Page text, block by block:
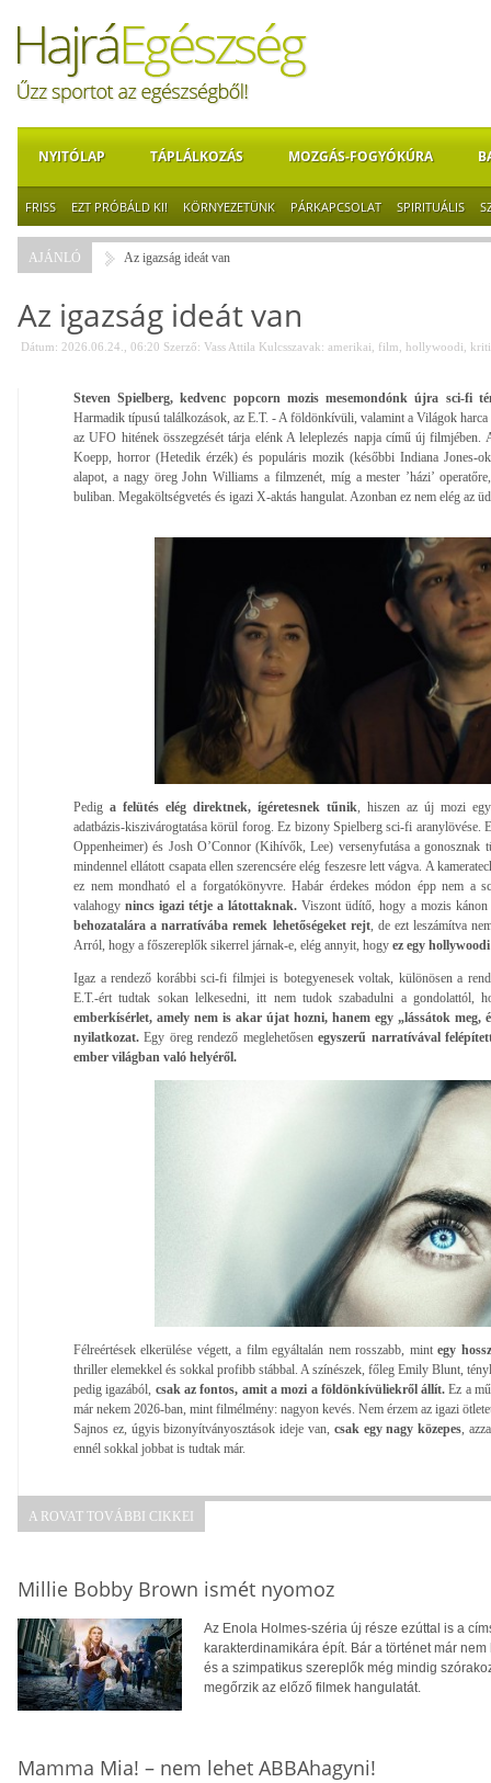
NYITÓLAP TÁPLÁLKOZÁS MOZGÁS-FOGYÓKÚRA
FRISS EZT PRÓBÁLD KI! KÖRNYEZETÜNK PÁRKAPCSOLAT SPIRITUÁLIS
AJÁNLÓ Az igazság ideát van
Az igazság ideát van
Dátum: 2026.06.24., 06:20 Szerző: Vass Attila Kulcsszavak: amerikai film hollywoodi
Steven Spielberg, kedvenc popcorn mozis mesemondónk újra sci-fi
Harmadik típusú találkozások, az E.T. - A földönkívüli, valamint a Világok harca
az UFO hitének összegzését tárja elénk A leleplezés napja című új filmjében.
Koepp, horror (Hetedik érzék) és populáris mozik (későbbi Indiana Jones-
alapot, a nagy öreg John Williams a filmzenét, míg a mester ’házi’
buliban. Megaköltségvetés és igazi X-aktás hangulat. Azonban ez nem elég az
Pedig a felütés elég direktnek, ígéretesnek tűnik , hiszen az új mozi
adatbázis-kiszivárogtatása körül forog. Ez bizony Spielberg sci-fi
Oppenheimer) és Josh O’Connor (Kihívők, Lee) versenyfutása a
mindennel ellátott csapata ellen szerencsére elég feszesre lett vágva. A
ez nem mondható el a forgatókönyvre. Habár érdekes módon épp nem a
valahogynincs igazi tétje a látottaknak.Viszont üdítő, hogy a mozis
behozatalára a narratívába remek lehetőségeket rejt, de ezt leszámítva
Arról, hogy a főszereplők sikerrel járnak-e, elég annyit, hogy ez egy
Igaz a rendező korábbi sci-fi filmjei is botegyenesek voltak, különösen a
E.T.-ért tudtak sokan lelkesedni, itt nem tudok szabadulni a gondolattól,
emberkísérlet, amely nem is akar újat hozni, hanem egy „lássátok meg,
nyilatkozat. Egy öreg rendező meglehetősenegyszerű narratívával
ember világban való helyéről.
Félreértések elkerülése végett, a film egyáltalán nem rosszabb, mintegy
thriller elemekkel és sokkal profibb stábbal. A színészek, főleg Emily Blunt,
pedig igazából, csak az fontos, amit a mozi a földönkívüliekről állít. Ez a
már nekem 2026-ban, mint filmélmény: nagyon kevés. Nem érzem az igazi
Sajnos ez, úgyis bizonyítványosztások ideje van, csak egy nagy közepes ,
ennél sokkal jobbat is tudtak már.
A ROVAT TOVÁBBI CIKKEI
Millie Bobby Brown ismét nyomoz
Az Enola Holmes-széria új része ezúttal is a
karakterdinamikára épít. Bár a történet már
és a szimpatikus szereplők még mindig
megőrzik az előző filmek hangulatát.
Mamma Mia! – nem lehet ABBAhagyni!